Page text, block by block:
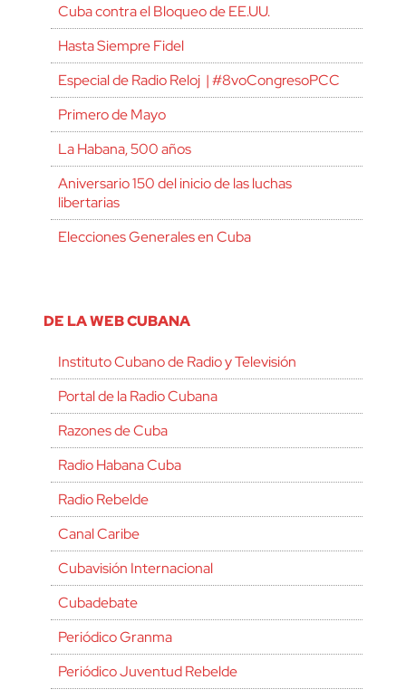
Cuba contra el Bloqueo de EE.UU.
Hasta Siempre Fidel
Especial de Radio Reloj | #8voCongresoPCC
Primero de Mayo
La Habana, 500 años
Aniversario 150 del inicio de las luchas
libertarias
Elecciones Generales en Cuba
DE LA WEB CUBANA
Instituto Cubano de Radio y Televisión
Portal de la Radio Cubana
Razones de Cuba
Radio Habana Cuba
Radio Rebelde
Canal Caribe
Cubavisión Internacional
Cubadebate
Periódico Granma
Periódico Juventud Rebelde